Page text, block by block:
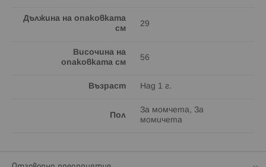
Дължина на опаковката
см
29
Височина на
опаковката см
56
Възраст Над 1 г.
Пол
За момчета, За
момичета